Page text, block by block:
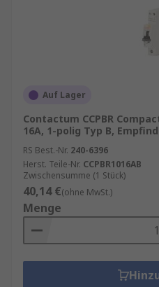
Auf Lager
Contactum CCPBR
16A, 1-polig Typ B,
RS Best.-Nr. 240-6396
Herst. Teile-Nr. CCPBR1016AB
Zwischensumme (1 Stück)
40,14 €(ohne MwSt.)
Menge